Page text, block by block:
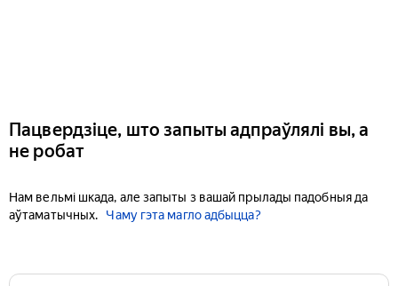
Пацвердзіце, што запыты адпраўлялі вы, а
не робат
Нам вельмі шкада, але запыты з вашай прылады падобныя да
аўтаматычных.
Чаму гэта магло адбыцца?